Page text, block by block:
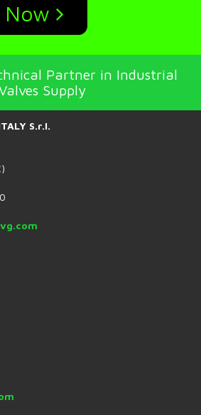
Now
Partner in Industrial
Supply
S.r.l.